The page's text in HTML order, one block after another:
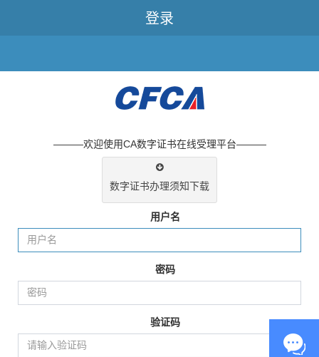
登录
———欢迎使用CA数字证书在线受理平台———
数字证书办理须知下载
用户名
密码
验证码